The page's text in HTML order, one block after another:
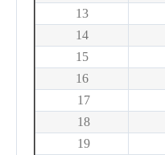
13
14
15
16
17
18
19